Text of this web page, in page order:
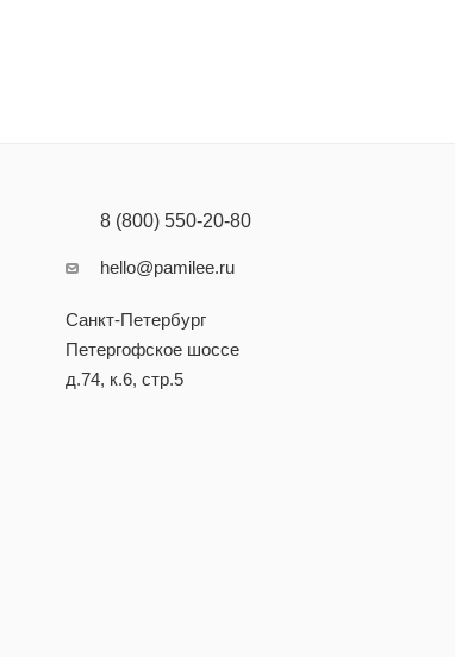
8 (800) 550-20-80
hello@pamilee.ru
Санкт-Петербург
Петергофское шоссе
д.74, к.6, стр.5